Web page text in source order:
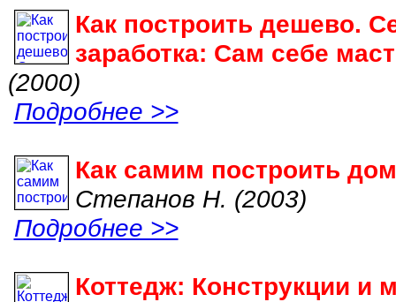
Как построить дешево.
заработка: Сам себе
(2000)
Подробнее >>
Как самим построить дом
Степанов Н. (2003)
Подробнее >>
Коттедж: Конструкции и